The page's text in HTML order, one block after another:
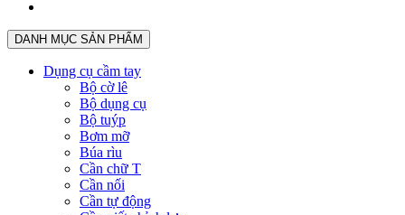
DANH MỤC SẢN PHẨM
Dụng cụ cầm tay
Bộ cờ lê
Bộ dụng cụ
Bộ tuýp
Bơm mỡ
Búa rìu
Cần chữ T
Cần nối
Cần tự động